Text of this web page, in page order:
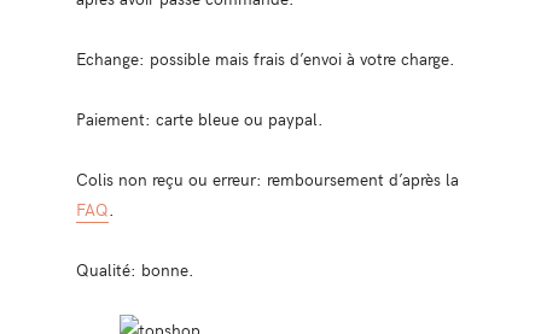
Echange: possible mais frais d’envoi à votre charge.
Paiement: carte bleue ou paypal.
Colis non reçu ou erreur: remboursement d’après la
FAQ.
Qualité: bonne.